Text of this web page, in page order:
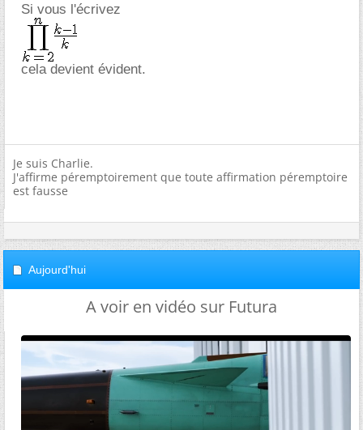
Si vous l'écrivez
cela devient évident.
Je suis Charlie.
J'affirme péremptoirement que toute affirmation péremptoire
est fausse
Aujourd'hui
A voir en vidéo sur Futura